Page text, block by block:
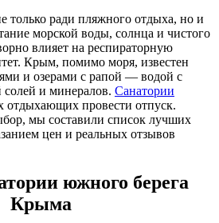
только ради пляжного отдыха, но и
морской воды, солнца и чистого
влияет на респираторную
Крым, помимо моря, известен
и озерами с рапой — водой с
и минералов. Санатории
отдыхающих провести отпуск.
мы составили список лучших
цен и реальных отзывов
южного берега
Крыма